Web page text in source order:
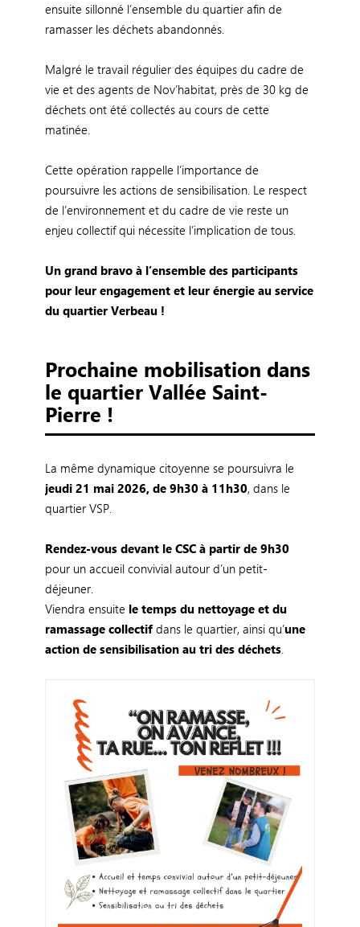
ensuite sillonné l’ensemble du quartier afin de
ramasser les déchets abandonnés.
Malgré le travail régulier des équipes du cadre de
vie et des agents de Nov’habitat, près de 30 kg de
déchets ont été collectés au cours de cette
matinée.
Cette opération rappelle l’importance de
poursuivre les actions de sensibilisation. Le respect
de l’environnement et du cadre de vie reste un
enjeu collectif qui nécessite l’implication de tous.
Un grand bravo à l’ensemble des participants
pour leur engagement et leur énergie au service
du quartier Verbeau !
Prochaine mobilisation dans
le quartier Vallée Saint-
Pierre !
La même dynamique citoyenne se poursuivra le
jeudi 21 mai 2026, de 9h30 à 11h30, dans le
quartier VSP.
Rendez-vous devant le CSC à partir de 9h30
pour un accueil convivial autour d’un petit-
déjeuner.
Viendra ensuite le temps du nettoyage et du
ramassage collectif dans le quartier, ainsi qu’une
action de sensibilisation au tri des déchets.